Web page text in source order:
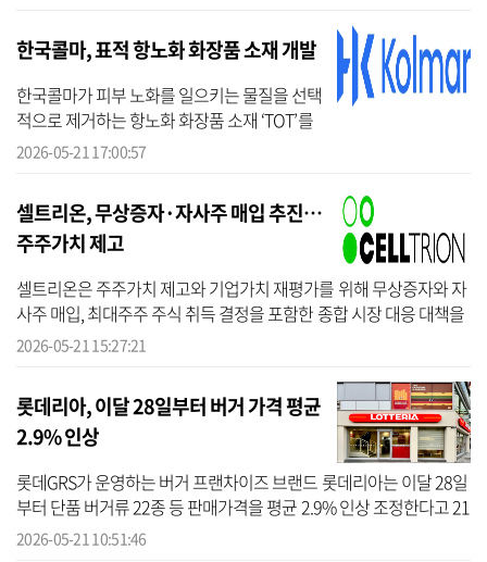
한국콜마, 표적 항노화 화장품 소재 개발
한국콜마가 피부 노화를 일으키는 물질을 선택
적으로 제거하는 항노화 화장품 소재 ‘TOT’를
개발했다고 21일 밝혔다. 이는 제약 분야의 ‘표
2026-05-21 17:00:57
셀트리온, 무상증자·자사주 매입 추진…
주주가치 제고
셀트리온은 주주가치 제고와 기업가치 재평가를 위해 무상증자와 자
사주 매입, 최대주주 주식 취득 결정을 포함한 종합 시장 대응 대책을
추진한다고 21일 밝혔다. 이번 종합대응 대책은 회사가 지난 5월 19
2026-05-21 15:27:21
롯데리아, 이달 28일부터 버거 가격 평균
2.9% 인상
롯데GRS가 운영하는 버거 프랜차이즈 브랜드 롯데리아는 이달 28일
부터 단품 버거류 22종 등 판매가격을 평균 2.9% 인상 조정한다고 21
일 밝혔다. 제품별 인상 가격은 최소 100원에서 최대 300원으로, 대표
2026-05-21 10:51:46